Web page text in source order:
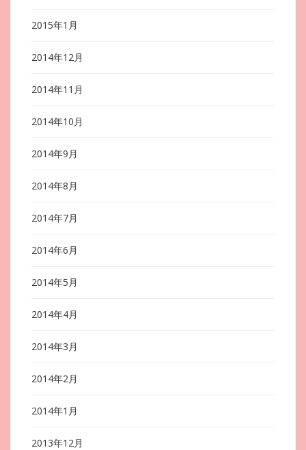
2015年1月
2014年12月
2014年11月
2014年10月
2014年9月
2014年8月
2014年7月
2014年6月
2014年5月
2014年4月
2014年3月
2014年2月
2014年1月
2013年12月